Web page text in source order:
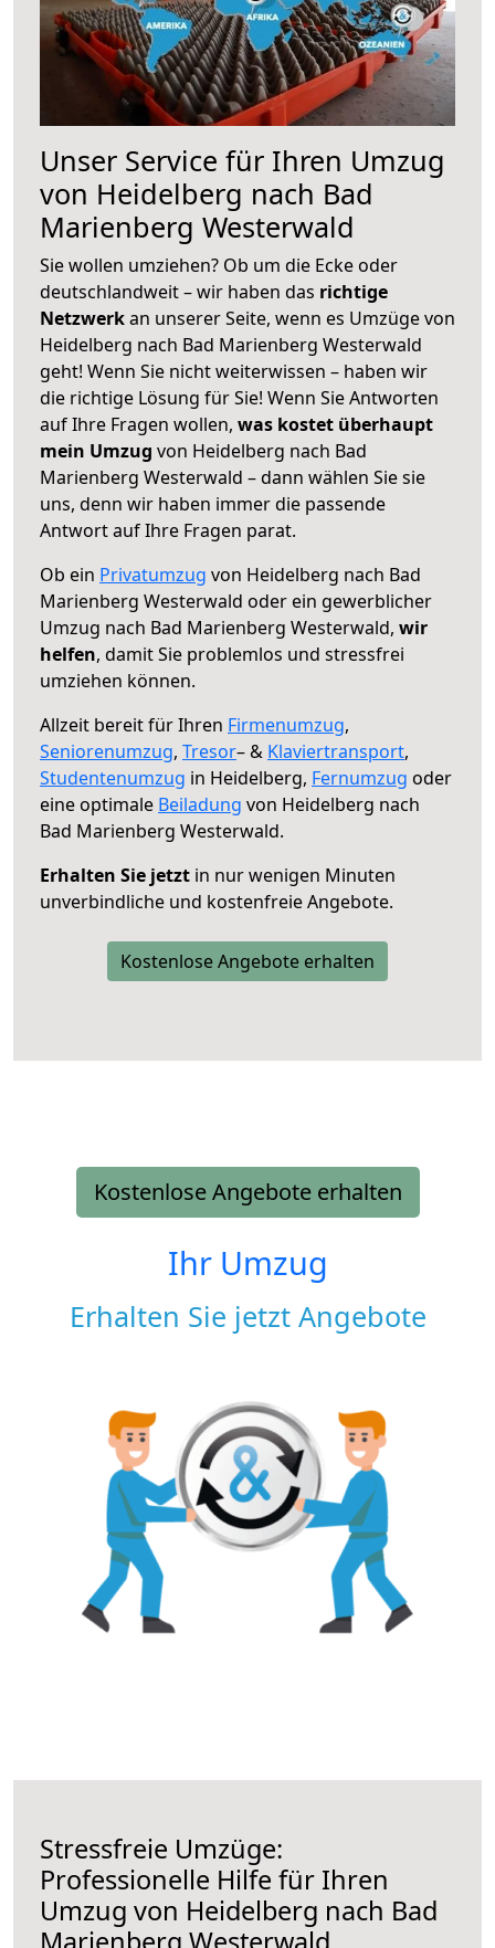
Unser Service für Ihren Umzug
von Heidelberg nach Bad
Marienberg Westerwald
Sie wollen umziehen? Ob um die Ecke oder
deutschlandweit – wir haben das richtige
Netzwerkan unserer Seite, wenn es Umzüge von
Heidelberg nach Bad Marienberg Westerwald
geht! Wenn Sie nicht weiterwissen – haben wir
die richtige Lösung für Sie! Wenn Sie Antworten
auf Ihre Fragen wollen, was kostet überhaupt
mein Umzug von Heidelberg nach Bad
Marienberg Westerwald – dann wählen Sie sie
uns, denn wir haben immer die passende
Antwort auf Ihre Fragen parat.
Ob ein Privatumzug von Heidelberg nach Bad
Marienberg Westerwald oder ein gewerblicher
Umzug nach Bad Marienberg Westerwald, wir
helfen, damit Sie problemlos und stressfrei
umziehen können.
Allzeit bereit für Ihren Firmenumzug,
Seniorenumzug, Tresor– & Klaviertransport,
Studentenumzug in Heidelberg, Fernumzug oder
eine optimale Beiladung von Heidelberg nach
Bad Marienberg Westerwald.
Erhalten Sie jetzt in nur wenigen Minuten
unverbindliche und kostenfreie Angebote.
Kostenlose Angebote erhalten
Kostenlose Angebote erhalten
Ihr Umzug
Erhalten Sie jetzt Angebote
Stressfreie Umzüge:
Professionelle Hilfe für Ihren
Umzug von Heidelberg nach Bad